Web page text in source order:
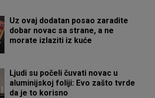
Uz ovaj dodatan posao zaradite
dobar novac sa strane, a ne
morate izlaziti iz kuće
Ljudi su počeli čuvati novac u
aluminijskoj foliji: Evo zašto tvrde
da je to korisno